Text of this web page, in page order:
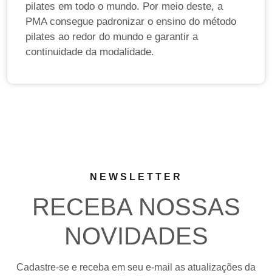
pilates em todo o mundo. Por meio deste, a
PMA consegue padronizar o ensino do método
pilates ao redor do mundo e garantir a
continuidade da modalidade.
NEWSLETTER
RECEBA NOSSAS
NOVIDADES
Cadastre-se e receba em seu e-mail as atualizações da